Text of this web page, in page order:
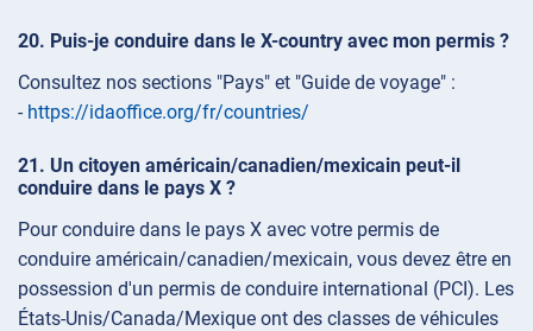
Puis-je conduire dans le X-country avec mon permis ?
Consultez nos sections "Pays" et "Guide de voyage" :
- https://idaoffice.org/fr/countries/
Un citoyen américain/canadien/mexicain peut-il
conduire dans le pays X ?
Pour conduire dans le pays X avec votre permis de
conduire américain/canadien/mexicain, vous devez être en
possession d'un permis de conduire international (PCI). Les
États-Unis/Canada/Mexique ont des classes de véhicules